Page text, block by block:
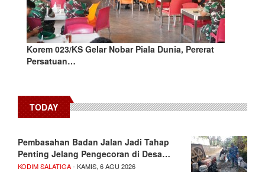
Korem 023/KS Gelar Nobar Piala Dunia, Pererat
Persatuan…
TODAY
Pembasahan Badan Jalan Jadi Tahap
Penting Jelang Pengecoran di Desa…
KODIM SALATIGA- KAMIS, 6 AGU 2026